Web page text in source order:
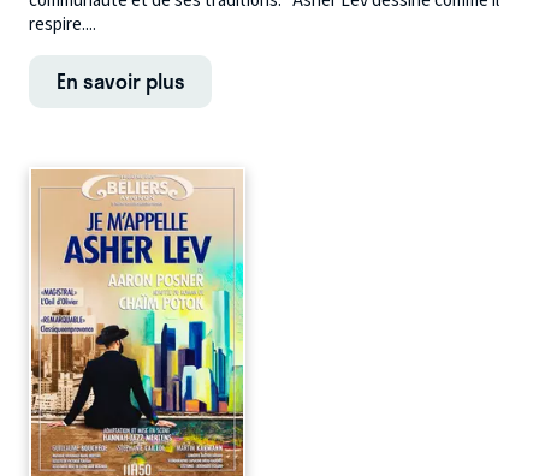
respire....
En savoir plus